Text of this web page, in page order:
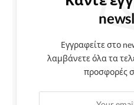
Εγγραφείτε στο
λαμβάνετε όλα τα
προσφορές